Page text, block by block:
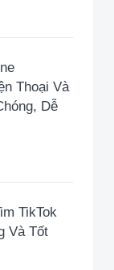
Thoại Và
Dễ
TikTok
Và Tốt